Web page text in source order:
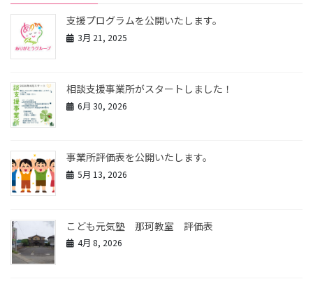
支援プログラムを公開いたします。
3月 21, 2025
相談支援事業所がスタートしました！
6月 30, 2026
事業所評価表を公開いたします。
5月 13, 2026
こども元気塾 那珂教室 評価表
4月 8, 2026